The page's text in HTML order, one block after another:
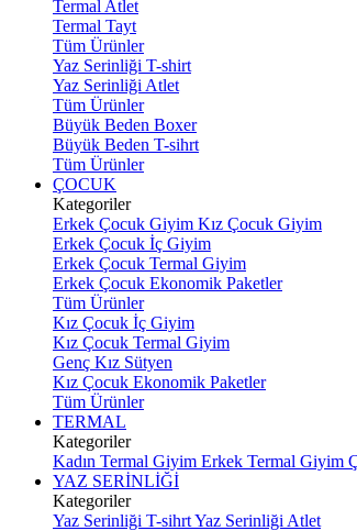
Termal Atlet
Termal Tayt
Tüm Ürünler
Yaz Serinliği T-shirt
Yaz Serinliği Atlet
Tüm Ürünler
Büyük Beden Boxer
Büyük Beden T-sihrt
Tüm Ürünler
ÇOCUK
Kategoriler
Erkek Çocuk Giyim Kız Çocuk Giyim
Erkek Çocuk İç Giyim
Erkek Çocuk Termal Giyim
Erkek Çocuk Ekonomik Paketler
Tüm Ürünler
Kız Çocuk İç Giyim
Kız Çocuk Termal Giyim
Genç Kız Sütyen
Kız Çocuk Ekonomik Paketler
Tüm Ürünler
TERMAL
Kategoriler
Kadın Termal Giyim Erkek Termal Giyim
YAZ SERİNLİĞİ
Kategoriler
Yaz Serinliği T-sihrtYaz Serinliği Atlet